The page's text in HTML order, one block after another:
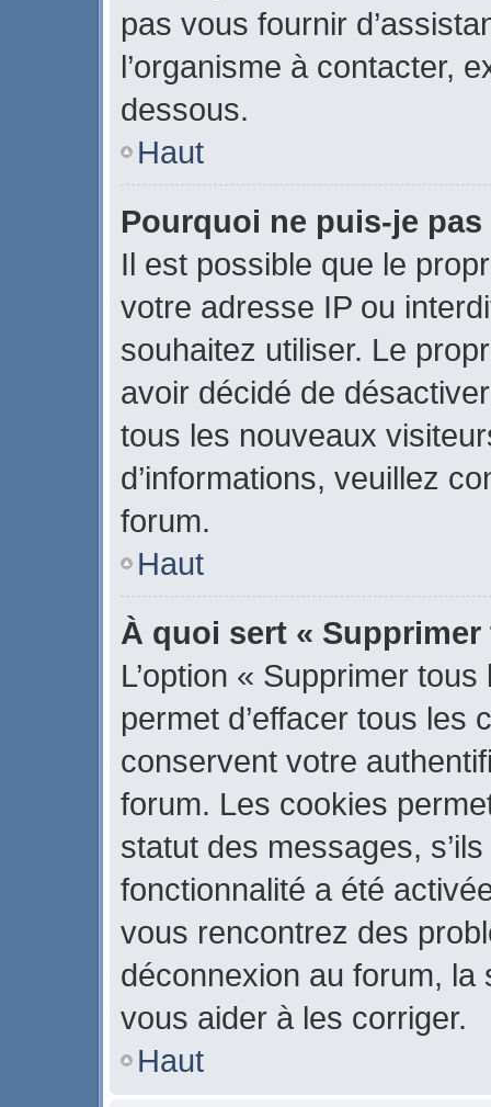
pas vous fournir
l’organisme à contacter,
dessous.
Haut
Pourquoi ne puis-je pas
Il est possible que le
votre adresse IP ou
souhaitez utiliser. Le
avoir décidé de
tous les nouveaux
d’informations, veuillez
forum.
Haut
À quoi sert «
L’option « Supprimer
permet d’effacer tous les
conservent votre
forum. Les cookies
statut des messages,
fonctionnalité a été
vous rencontrez des
déconnexion au forum,
vous aider à les corriger.
Haut